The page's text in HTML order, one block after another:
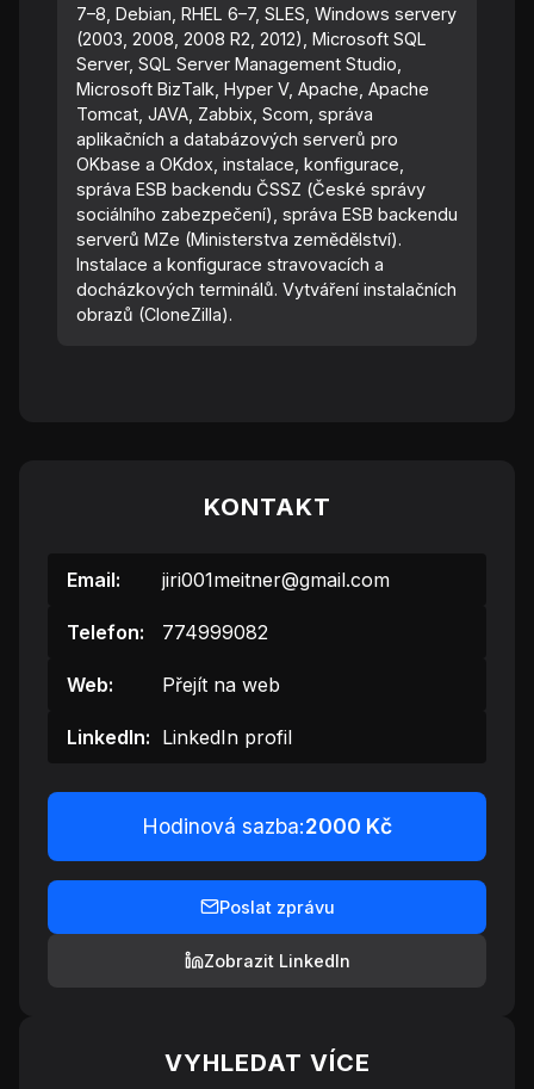
7–8, Debian, RHEL 6–7, SLES, Windows servery
(2003, 2008, 2008 R2, 2012), Microsoft SQL
Server, SQL Server Management Studio,
Microsoft BizTalk, Hyper V, Apache, Apache
Tomcat, JAVA, Zabbix, Scom, správa
aplikačních a databázových serverů pro
OKbase a OKdox, instalace, konfigurace,
správa ESB backendu ČSSZ (České správy
sociálního zabezpečení), správa ESB backendu
serverů MZe (Ministerstva zemědělství).
Instalace a konfigurace stravovacích a
docházkových terminálů. Vytváření instalačních
obrazů (CloneZilla).
KONTAKT
Email: jiri001meitner@gmail.com
Telefon: 774999082
Web: Přejít na web
LinkedIn: LinkedIn profil
Hodinová sazba:2000 Kč
Poslat zprávu
Zobrazit LinkedIn
VYHLEDAT VÍCE